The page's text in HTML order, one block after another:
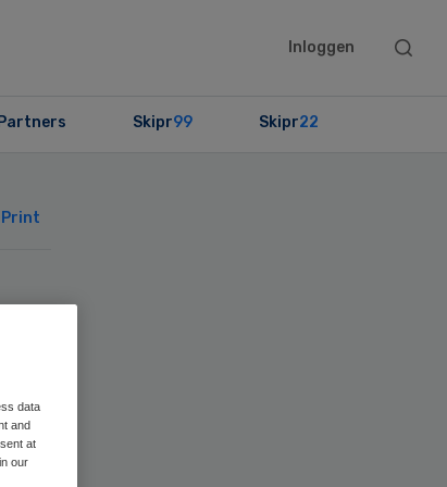
Inloggen
Search
Partners Skipr99 Skipr22
Print
data
and
at
our